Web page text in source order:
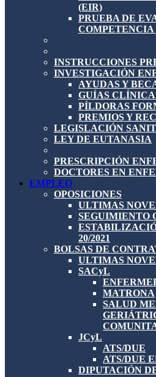
(EIR)
PRUEBA DE
COMPETENCIA
INSTRUCCIONES
INVESTIGACIÓN
AYUDAS Y
GUÍAS
PÍLDORAS
PREMIOS Y
LEGISLACIÓN
LEY DE EUTANASIA
PRESCRIPCIÓN
DOCTORES EN
EMPLEO
OPOSICIONES
ULTIMAS
SEGUIMIENTO
20/2021
BOLSAS DE
ULTIMAS
SACyL
MATRONA
SALUD
JCyL
ATS/DUE
ATS/DUE
DIPUTACIÓN